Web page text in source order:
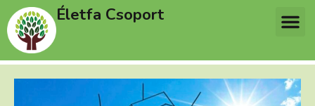
Életfa Csoport